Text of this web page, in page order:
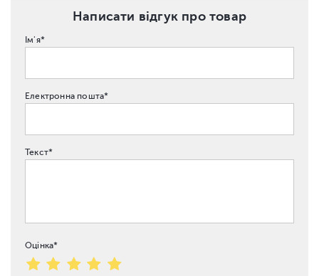
Написати відгук про товар
Ім'я*
Електронна пошта*
Текст*
Оцінка*